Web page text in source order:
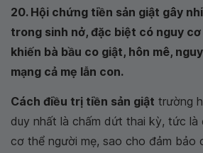
20. Hội chứng tiền sản giật gây
trong sinh nở, đặc biệt có nguy
khiến bà bầu co giật, hôn mê,
mạng cả mẹ lẫn con.
Cách điều trị tiền sản giật trường
duy nhất là chấm dứt thai kỳ, tức là
cơ thể người mẹ, sao cho đảm bảo